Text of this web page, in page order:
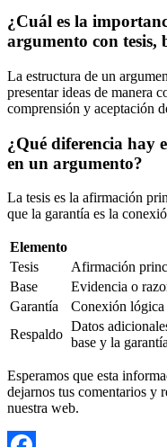
¿Cuál es la
argumento con tesis,
La estructura de un
presentar ideas de manera
comprensión y aceptación
¿Qué diferencia hay
en un argumento?
La tesis es la afirmación
que la garantía es la
Elemento
Tesis
Afirmación
Base
Evidencia o
Garantía
Conexión lógica
Respaldo
Datos
base y la
Esperamos que esta
dejarnos tus comentarios y
nuestra web.